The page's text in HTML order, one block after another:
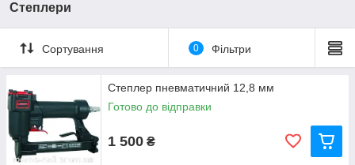
Степлери
Сортування 0 Фільтри
Степлер пневматичний 12,8 мм
Готово до відправки
1 500 ₴